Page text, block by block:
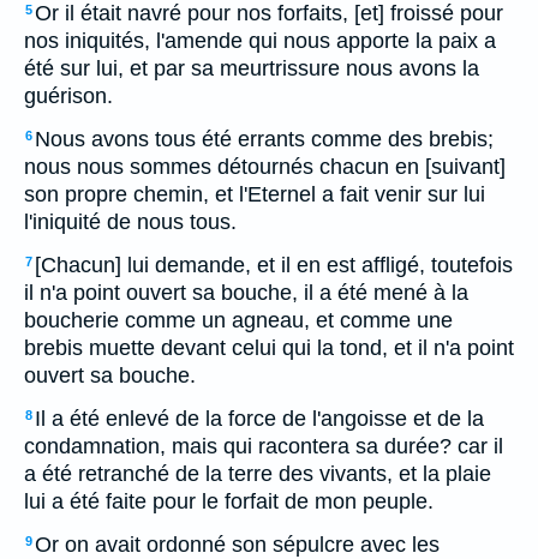
5Or il était navré pour nos forfaits, [et] froissé pour
nos iniquités, l'amende qui nous apporte la paix a
été sur lui, et par sa meurtrissure nous avons la
guérison.
6 Nous avons tous été errants comme des brebis;
nous nous sommes détournés chacun en [suivant]
son propre chemin, et l'Eternel a fait venir sur lui
l'iniquité de nous tous.
7 [Chacun] lui demande, et il en est affligé, toutefois
il n'a point ouvert sa bouche, il a été mené à la
boucherie comme un agneau, et comme une
brebis muette devant celui qui la tond, et il n'a point
ouvert sa bouche.
8 Il a été enlevé de la force de l'angoisse et de la
condamnation, mais qui racontera sa durée? car il
a été retranché de la terre des vivants, et la plaie
lui a été faite pour le forfait de mon peuple.
9Or on avait ordonné son sépulcre avec les